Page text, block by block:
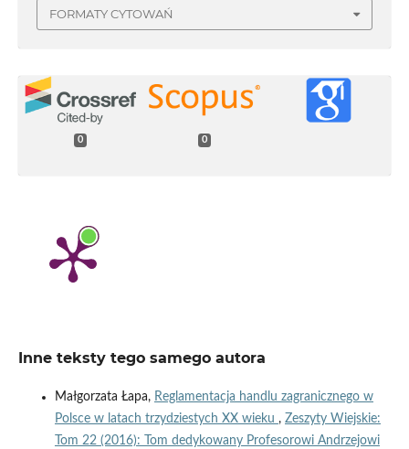
FORMATY CYTOWAŃ
0 0
Inne teksty tego samego autora
Małgorzata Łapa, Reglamentacja handlu zagranicznego w
Polsce w latach trzydziestych XX wieku , Zeszyty Wiejskie:
Tom 22 (2016): Tom dedykowany Profesorowi Andrzejowi